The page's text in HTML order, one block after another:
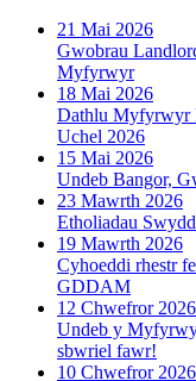
21 Mai 2026
Gwobrau
Myfyrwyr
18 Mai 2026
Dathlu Myfyrwyr
Uchel 2026
15 Mai 2026
Undeb Bangor,
23 Mawrth 2026
Etholiadau
19 Mawrth 2026
Cyhoeddi rhestr
GDDAM
12 Chwefror 2026
Undeb y
sbwriel fawr!
10 Chwefror 2026